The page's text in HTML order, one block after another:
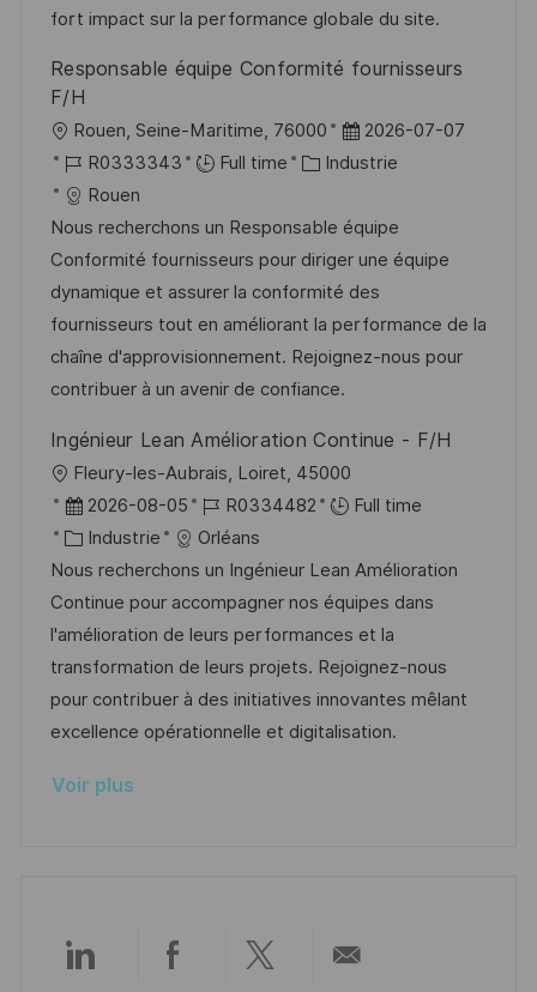
t
o
f
i
a
g
c
d
o
r
e
fort impact sur la performance globale du site.
Responsable équipe Conformité fournisseurs
F/H
o
c
a
l
i
s
a
t
o
n
Rouen, Seine-Maritime, 76000
D
a
e
d
’
a
f
f
c
h
a
e
2026-07-07
R
é
f
é
r
e
n
c
d
u
p
o
s
t
e
R0333343 Full time
C
t
é
g
o
r
i
Industrie
Rouen
Nous recherchons un Responsable équipe
Conformité fournisseurs pour diriger une équipe
dynamique et assurer la conformité des
fournisseurs tout en améliorant la performance de la
chaîne d'approvisionnement. Rejoignez-nous pour
contribuer à un avenir de confiance.
Ingénieur Lean Amélioration Continue - F/H
o
c
a
l
i
s
a
t
o
Fleury-les-Aubrais, Loiret, 45000
D
a
t
e
d
’
a
f
i
e
2026-08-05
R
é
f
é
r
e
n
c
R0334482
Full time
C
a
t
é
g
o
r
e
Industrie
Orléans
Nous recherchons un Ingénieur Lean Amélioration
Continue pour accompagner nos équipes dans
l'amélioration de leurs performances et la
transformation de leurs projets. Rejoignez-nous
pour contribuer à des initiatives innovantes mêlant
excellence opérationnelle et digitalisation.
Voir plus
PartagerPartagerPartager